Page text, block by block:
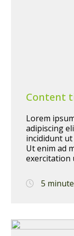
Content
Lorem
adipiscing
incididunt
Ut enim ad
exercitation
in
dolore eu
laborum.
5